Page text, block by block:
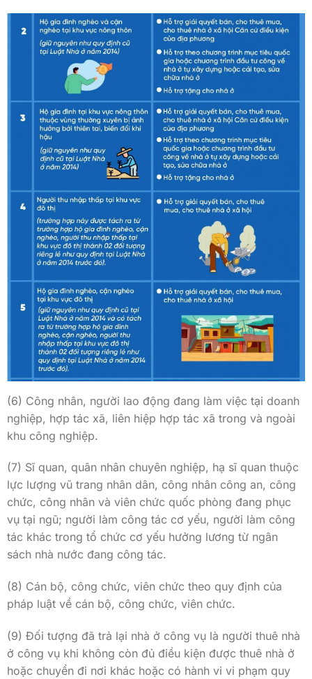
(6) Công nhân, người lao động đang làm việc tại doanh
nghiệp, hợp tác xã, liên hiệp hợp tác xã trong và ngoài
khu công nghiệp.
(7) Sĩ quan, quân nhân chuyên nghiệp, hạ sĩ quan thuộc
lực lượng vũ trang nhân dân, công nhân công an, công
chức, công nhân và viên chức quốc phòng đang phục
vụ tại ngũ; người làm công tác cơ yếu, người làm công
tác khác trong tổ chức cơ yếu hưởng lương từ ngân
sách nhà nước đang công tác.
(8) Cán bộ, công chức, viên chức theo quy định của
pháp luật về cán bộ, công chức, viên chức.
(9) Đối tượng đã trả lại nhà ở công vụ là người thuê nhà
ở công vụ khi không còn đủ điều kiện được thuê nhà ở
hoặc chuyển đi nơi khác hoặc có hành vi vi phạm quy